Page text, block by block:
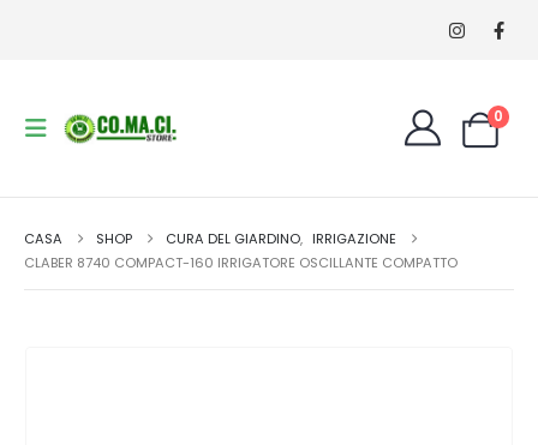
0
CASA SHOP CURA DEL GIARDINO, IRRIGAZIONE
CLABER 8740 COMPACT-160 IRRIGATORE OSCILLANTE COMPATTO